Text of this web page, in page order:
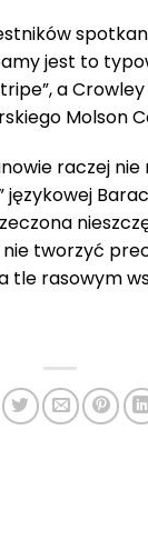
jest to
a
Molson
raczej
tworzyć
rasowym